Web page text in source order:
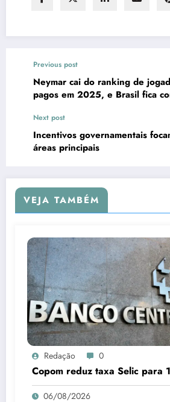
Previous post
Neymar cai do ranking de
pagos em 2025, e Brasil fica
Next post
Incentivos governamentais
áreas principais
VEJA TAMBÉM
Redação 0
Copom reduz taxa Selic para
06/08/2026